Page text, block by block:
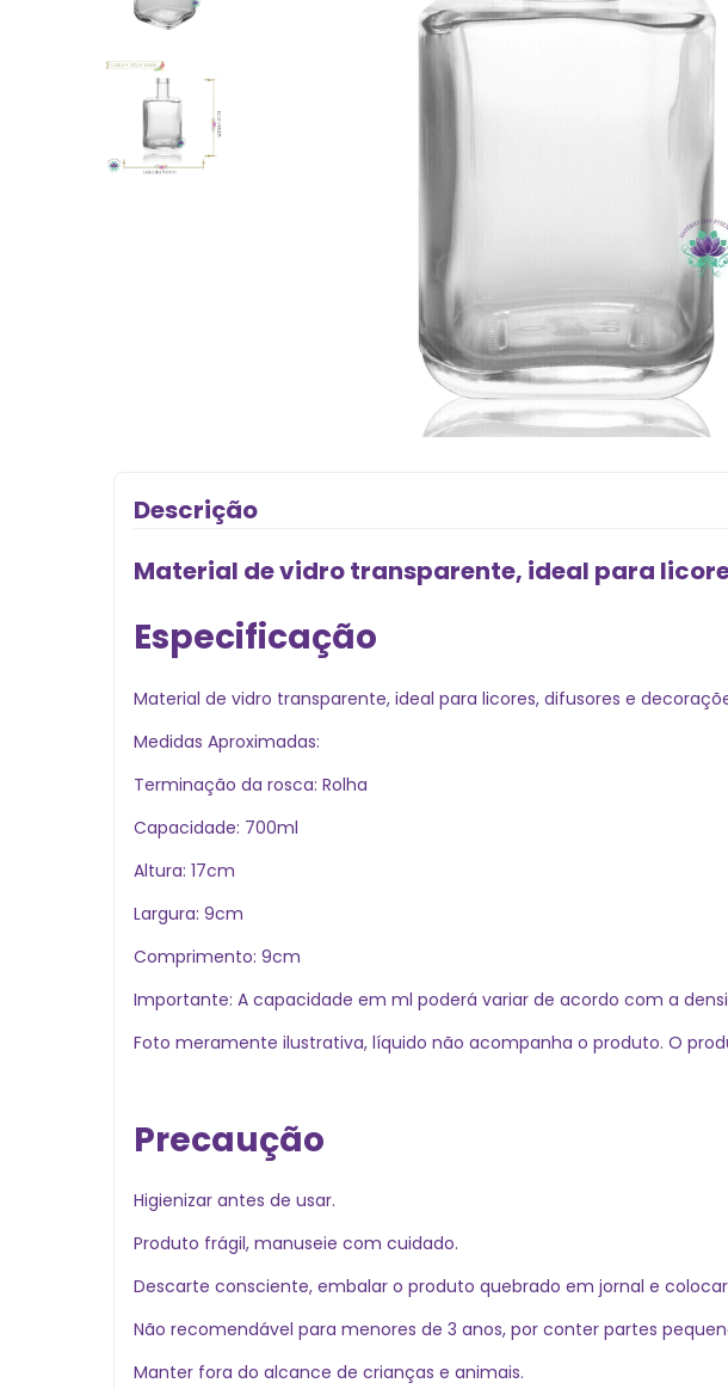
Descrição
Material de vidro transparente, ideal para
Especificação
Material de vidro transparente, ideal para licores, difusores e
Medidas Aproximadas:
Terminação da rosca: Rolha
Capacidade: 700ml
Altura: 17cm
Largura: 9cm
Comprimento: 9cm
Importante: A capacidade em ml poderá variar de acordo com a
Foto meramente ilustrativa, líquido não acompanha o produto. O
Precaução
Higienizar antes de usar.
Produto frágil, manuseie com cuidado.
Descarte consciente, embalar o produto quebrado em jornal e
Não recomendável para menores de 3 anos, por conter partes
Manter fora do alcance de crianças e animais.